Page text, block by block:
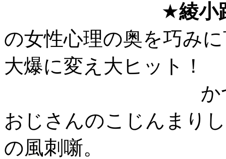
★綾小
の女性心理の奥を巧み
大爆に変え大ヒット！
かつら判明の
おじさんのこじんまり
の風刺噺。